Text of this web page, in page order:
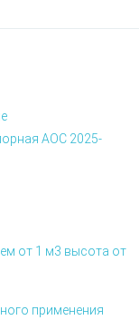
АОС 2025-
от 1 м3 высота от
применения